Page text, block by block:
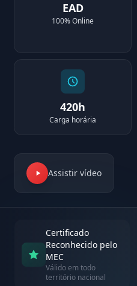
EAD
100% Online
420h
Carga horária
Assistir vídeo
Certificado
Reconhecido pelo
MEC
Válido em todo
território nacional